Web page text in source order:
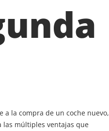
la compra de un coche nuevo,
las múltiples ventajas que